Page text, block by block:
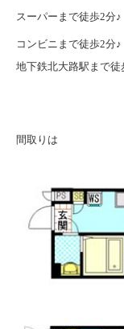
スーパーまで徒歩2分♪
コンビニまで徒歩2分♪
地下鉄北大路駅まで徒
間取りは